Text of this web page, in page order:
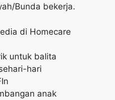
Bunda bekerja.
di Homecare
untuk balita
hari
anak